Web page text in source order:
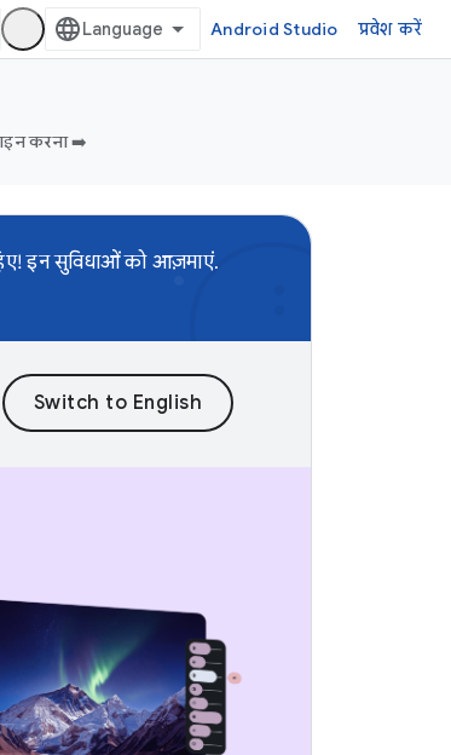
Android Studio प्रवेश करें
करना ➡️
इन सुविधाओं को आज़माएं.